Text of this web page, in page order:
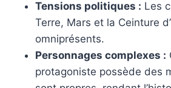
Tensions politiques : Les
Terre, Mars et la Ceinture
omniprésents.
Personnages complexes :
protagoniste possède des